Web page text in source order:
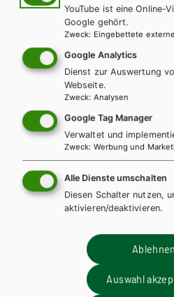
Best Shots 1 – modular.
Audiofiles
Lehrbuch + E-Book
Lehrbuch
Lehrbuch mit E-BOOK+
Zusatzheft
Teacher´s Guide
Revisions
YouTube ist eine Online-
Google gehört.
Zweck: Eingebettete
Google Analytics
Dienst zur Auswertung
Webseite.
Zweck: Analysen
Google Tag Manager
Verwaltet und
Zweck: Werbung und
Alle Dienste umschalten
Diesen Schalter nutzen,
aktivieren/deaktivieren.
Ablehnen
Auswahl